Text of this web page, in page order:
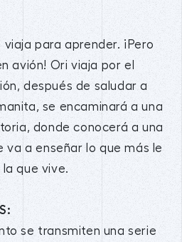
para aprender. ¡Pero
avión! Ori viaja por el
después de saludar a
se encaminará a una
donde conocerá a una
va a enseñar lo que más le
que vive.
se transmiten una serie